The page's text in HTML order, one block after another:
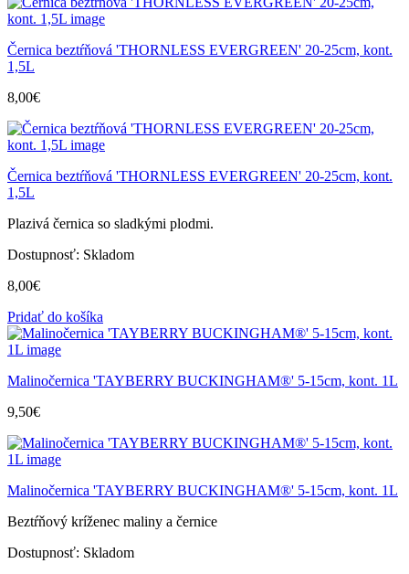
Černica beztŕňová 'THORNLESS EVERGREEN' 20-25cm, kont.
1,5L
8,00€
Černica beztŕňová 'THORNLESS EVERGREEN' 20-25cm, kont.
1,5L
Plazivá černica so sladkými plodmi.
Dostupnosť: Skladom
8,00€
Pridať do košíka
Malinočernica 'TAYBERRY BUCKINGHAM®' 5-15cm, kont. 1L
9,50€
Malinočernica 'TAYBERRY BUCKINGHAM®' 5-15cm, kont. 1L
Beztŕňový kríženec maliny a černice
Dostupnosť: Skladom